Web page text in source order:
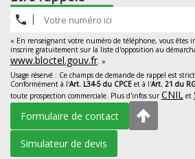
« En renseignant votre numéro de téléphone, vous êtes
inscrire gratuitement sur la liste d'opposition au
www.bloctel.gouv.fr. »
Usage réservé : Ce champs de demande de rappel est
Conformément à l'Art. L34-5 du CPCE et à l'Art. 21 du
toute prospection commerciale. Plus d'infos surCNIL et
Formulaire de contact
Simulateur de devis